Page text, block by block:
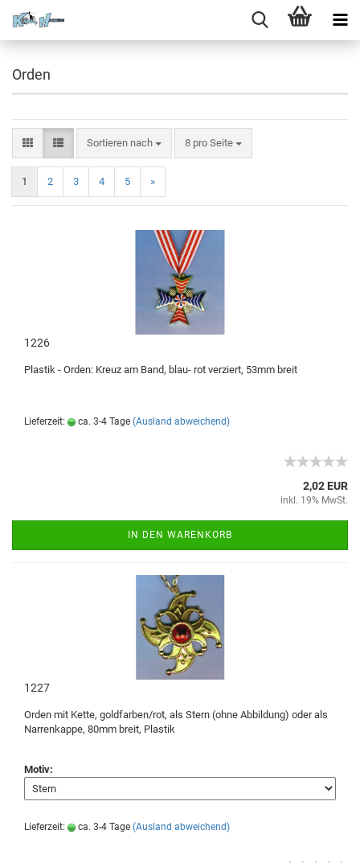
Orden
Sortieren nach 8 pro Seite
1 2 3 4 5 »
1226
Plastik - Orden: Kreuz am Band, blau- rot verziert, 53mm breit
Lieferzeit: ca. 3-4 Tage (Ausland abweichend)
2,02 EUR
inkl. 19% MwSt.
IN DEN WARENKORB
1227
Orden mit Kette, goldfarben/rot, als Stern (ohne Abbildung) oder als
Narrenkappe, 80mm breit, Plastik
Motiv:
Lieferzeit: ca. 3-4 Tage (Ausland abweichend)